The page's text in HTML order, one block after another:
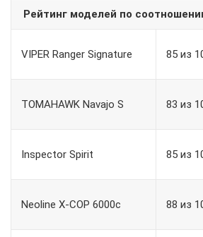
Рейтинг моделей по
VIPER Ranger Signature 85 из
TOMAHAWK Navajo S 83 из
Inspector Spirit 85 из
Neoline X-COP 6000c 88 из